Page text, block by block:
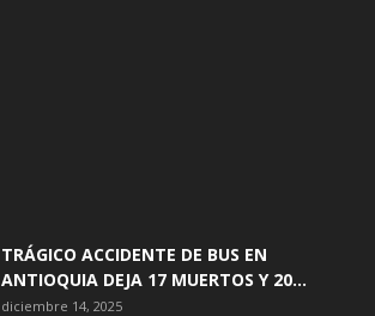
TRÁGICO ACCIDENTE DE BUS EN
ANTIOQUIA DEJA 17 MUERTOS Y 20...
diciembre 14, 2025